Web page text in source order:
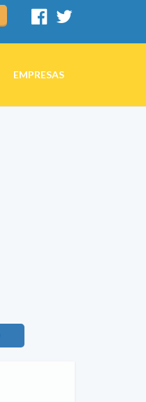
Facebook
EMPRESAS